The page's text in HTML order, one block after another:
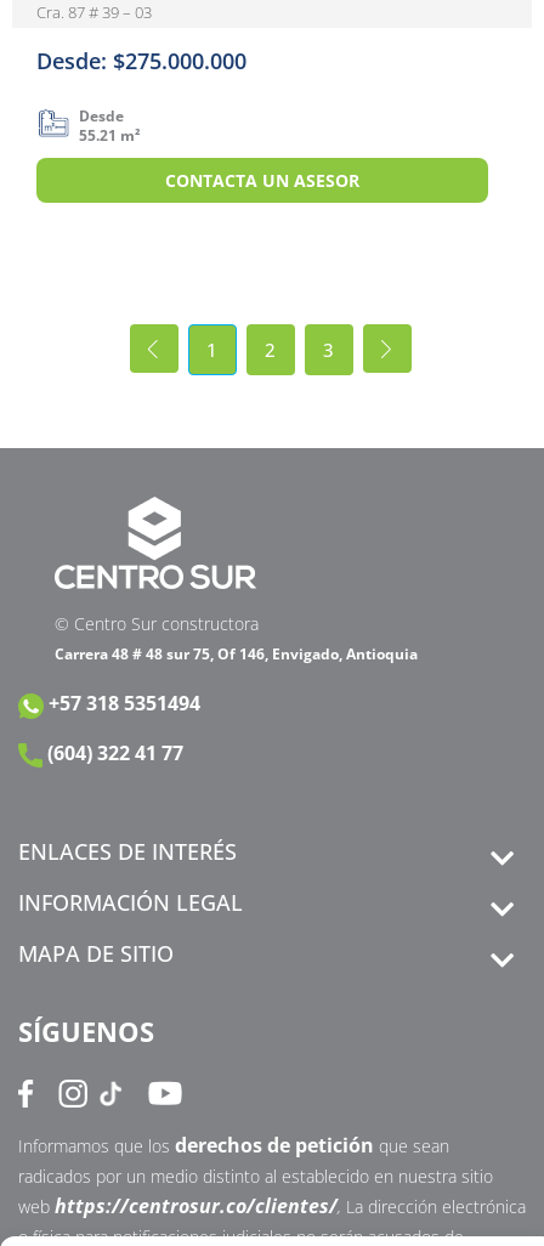
Cra. 87 # 39 – 03
Desde: $275.000.000
Desde
55.21 m²
CONTACTA UN ASESOR
1 2 3
© Centro Sur constructora
Carrera 48 # 48 sur 75, Of 146, Envigado, Antioquia
+57 318 5351494
(604) 322 41 77
ENLACES DE INTERÉS
INFORMACIÓN LEGAL
MAPA DE SITIO
SÍGUENOS
Informamos que los derechos de petición que sean
radicados por un medio distinto al establecido en nuestra sitio
web https://centrosur.co/clientes/, La dirección electrónica
o física para notificaciones judiciales no serán acusados de